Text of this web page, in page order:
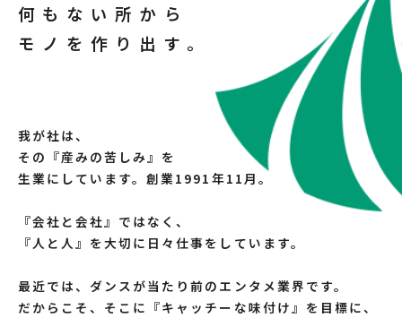
何もない所から
モノを作り出す。
我が社は、
その『産みの苦しみ』を
生業にしています。創業1991年11月。
『会社と会社』ではなく、
『人と人』を大切に日々仕事をしています。
最近では、ダンスが当たり前のエンタメ業界です。
だからこそ、そこに『キャッチーな味付け』を目標に、